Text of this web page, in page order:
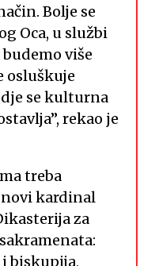
Bolje se
Oca, u službi
više
osluškuje
se kulturna
rekao je
treba
kardinal
za
biskupija,